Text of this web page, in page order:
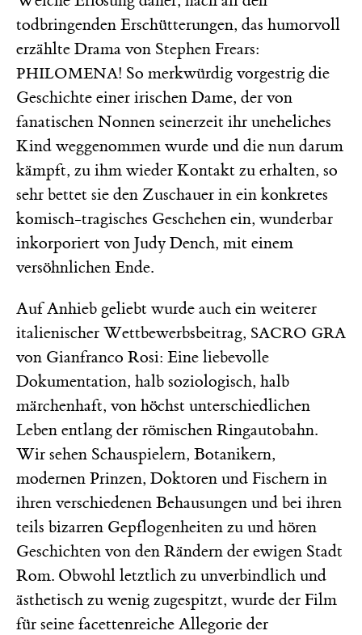
todbringenden Erschütterungen, das humorvoll
erzählte Drama von Stephen Frears:
PHILOMENA! So merkwürdig vorgestrig die
Geschichte einer irischen Dame, der von
fanatischen Nonnen seinerzeit ihr uneheliches
Kind weggenommen wurde und die nun darum
kämpft, zu ihm wieder Kontakt zu erhalten, so
sehr bettet sie den Zuschauer in ein konkretes
komisch-tragisches Geschehen ein, wunderbar
inkorporiert von Judy Dench, mit einem
versöhnlichen Ende.
Auf Anhieb geliebt wurde auch ein weiterer
italienischer Wettbewerbsbeitrag, SACRO GRA
von Gianfranco Rosi: Eine liebevolle
Dokumentation, halb soziologisch, halb
märchenhaft, von höchst unterschiedlichen
Leben entlang der römischen Ringautobahn.
Wir sehen Schauspielern, Botanikern,
modernen Prinzen, Doktoren und Fischern in
ihren verschiedenen Behausungen und bei ihren
teils bizarren Gepflogenheiten zu und hören
Geschichten von den Rändern der ewigen Stadt
Rom. Obwohl letztlich zu unverbindlich und
ästhetisch zu wenig zugespitzt, wurde der Film
für seine facettenreiche Allegorie der